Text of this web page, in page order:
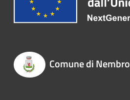
Comune di Nembro